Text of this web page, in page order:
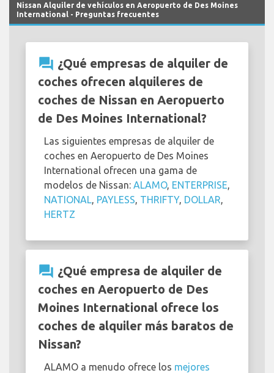
Nissan Alquiler de vehículos en Aeropuerto de Des Moines
International - Preguntas frecuentes
question_answer ¿Qué empresas de alquiler de
coches ofrecen alquileres de
coches de Nissan en Aeropuerto
de Des Moines International?
Las siguientes empresas de alquiler de
coches en Aeropuerto de Des Moines
International ofrecen una gama de
modelos de Nissan: ALAMO, ENTERPRISE
NATIONAL
PAYLESS THRIFTY, DOLLAR
HERTZ
question_answer ¿Qué empresa de alquiler de
coches en Aeropuerto de Des
Moines International ofrece los
coches de alquiler más baratos de
Nissan?
ALAMO a menudo ofrece los mejores